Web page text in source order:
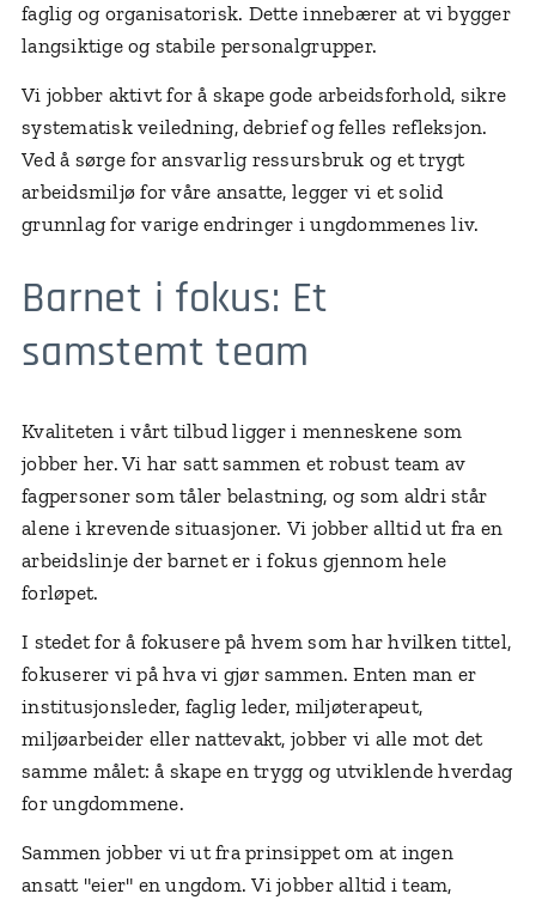
faglig og organisatorisk. Dette innebærer at vi bygger
langsiktige og stabile personalgrupper.
Vi jobber aktivt for å skape gode arbeidsforhold, sikre
systematisk veiledning, debrief og felles refleksjon.
Ved å sørge for ansvarlig ressursbruk og et trygt
arbeidsmiljø for våre ansatte, legger vi et solid
grunnlag for varige endringer i ungdommenes liv.
Barnet i fokus: Et
samstemt team
Kvaliteten i vårt tilbud ligger i menneskene som
jobber her. Vi har satt sammen et robust team av
fagpersoner som tåler belastning, og som aldri står
alene i krevende situasjoner. Vi jobber alltid ut fra en
arbeidslinje der barnet er i fokus gjennom hele
forløpet.
I stedet for å fokusere på hvem som har hvilken tittel,
fokuserer vi på hva vi gjør sammen. Enten man er
institusjonsleder, faglig leder, miljøterapeut,
miljøarbeider eller nattevakt, jobber vi alle mot det
samme målet: å skape en trygg og utviklende hverdag
for ungdommene.
Sammen jobber vi ut fra prinsippet om at ingen
ansatt "eier" en ungdom. Vi jobber alltid i team,